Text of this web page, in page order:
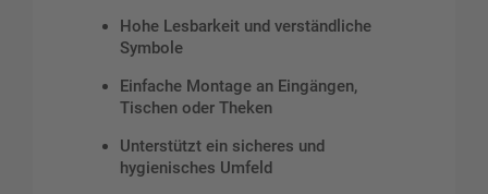
Hohe Lesbarkeit und verständliche
Symbole
Einfache Montage an Eingängen,
Tischen oder Theken
Unterstützt ein sicheres und
hygienisches Umfeld